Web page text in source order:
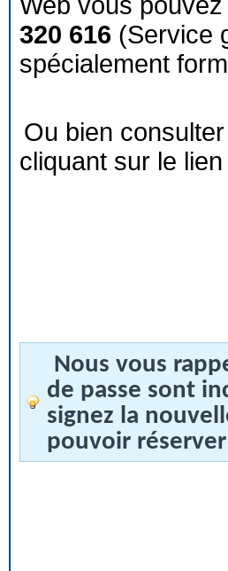
320 616 (Service
spécialement
Ou bien
cliquant sur le
Nous vous
de passe sont
signez la
pouvoir